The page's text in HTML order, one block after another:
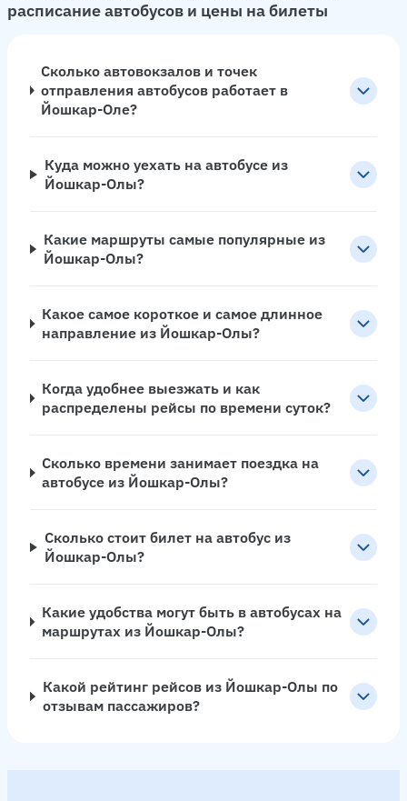
расписание автобусов и цены на билеты
Сколько автовокзалов и точек
отправления автобусов работает в
Йошкар-Оле?
Куда можно уехать на автобусе из
Йошкар-Олы?
Какие маршруты самые популярные из
Йошкар-Олы?
Какое самое короткое и самое длинное
направление из Йошкар-Олы?
Когда удобнее выезжать и как
распределены рейсы по времени суток?
Сколько времени занимает поездка на
автобусе из Йошкар-Олы?
Сколько стоит билет на автобус из
Йошкар-Олы?
Какие удобства могут быть в автобусах на
маршрутах из Йошкар-Олы?
Какой рейтинг рейсов из Йошкар-Олы по
отзывам пассажиров?